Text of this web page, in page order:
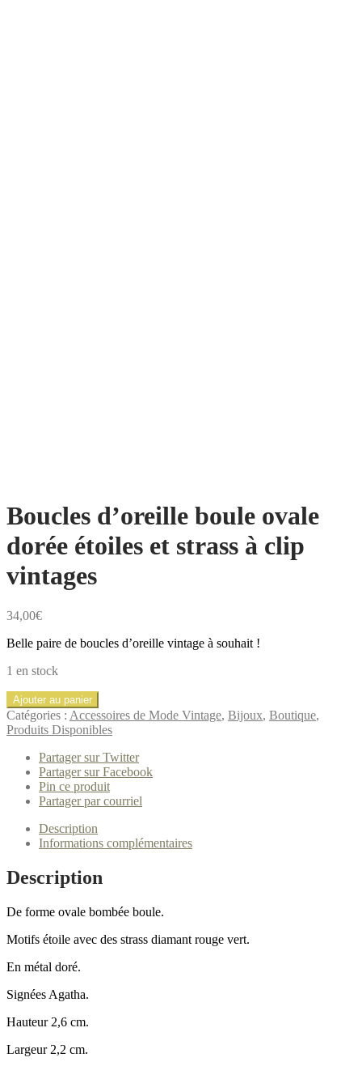
Boucles d’oreille boule ovale
dorée étoiles et strass à clip
vintages
34,00€
Belle paire de boucles d’oreille vintage à souhait !
1 en stock
quantité
de
Boucles
boule
ovale
dorée
étoiles
strass
vintages
Ajouter au panier
Catégories : Accessoires de Mode Vintage, Bijoux, Boutique,
Produits Disponibles
Partager sur Twitter
Partager sur Facebook
Pin ce produit
Partager par courriel
Description
Informations complémentaires
Description
De forme ovale bombée boule.
Motifs étoile avec des strass diamant rouge vert.
En métal doré.
Signées Agatha.
Hauteur 2,6 cm.
Largeur 2,2 cm.